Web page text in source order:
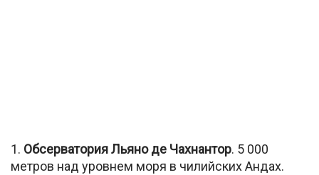
1. Обсерватория Льяно де Чахнантор. 5 000
метров над уровнем моря в чилийских Андах.